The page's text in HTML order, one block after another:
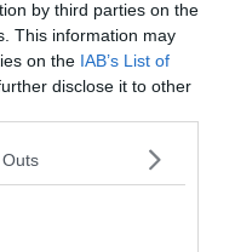
by third parties on the
This information may
on the IAB’s List of
disclose it to other